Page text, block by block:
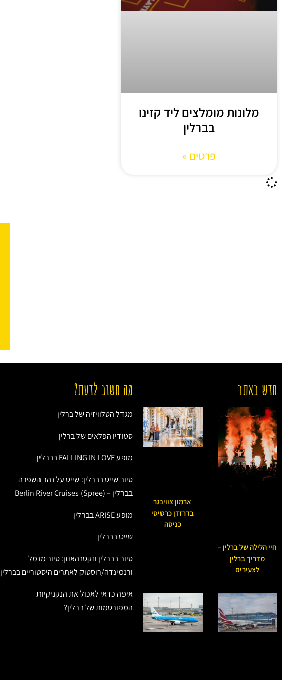
מלונות מומלצים ליד קזינו
בברלין
פרטים »
חדש באתר
חיי הלילה של ברלין –
מדריך ברלין
לצעירים
ארמון צווינגר
בדרזדן כרטיסי
כניסה
מה חשוב לדעת?
מגדל הטלוויזיה של ברלין
סטודיו הפלאים של ברלין
מופע FALLING IN LOVE בברלין
סיור שייט בברלין: שייט על נהר השפרה
בברלין – Berlin River Cruises (Spree)
מופע ARISE בברלין
שייט בברלין
סיור בברלין וזקסנהאוזן: סיור מנמל
ורנמינדה/רוסטוק לאתרים היסטוריים בברלין
איפה כדאי לאכול את הנקניקיות
המפורסמות של ברלין?